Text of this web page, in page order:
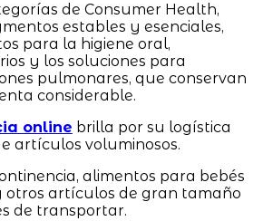
de Consumer Health,
estables y esenciales,
para la higiene oral,
y los soluciones para
pulmonares, que conservan
considerable.
online brilla por su logística
artículos voluminosos.
alimentos para bebés
otros artículos de gran tamaño
de transportar.